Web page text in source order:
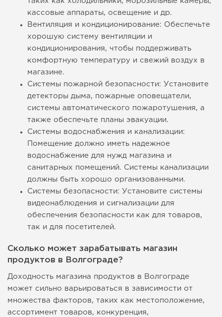
кассовые аппараты, освещение и др.
Вентиляция и кондиционирование: Обеспечьте
хорошую систему вентиляции и
кондиционирования, чтобы поддерживать
комфортную температуру и свежий воздух в
магазине.
Системы пожарной безопасности: Установите
детекторы дыма, пожарные оповещатели,
системы автоматического пожаротушения, а
также обеспечьте планы эвакуации.
Системы водоснабжения и канализации:
Помещение должно иметь надежное
водоснабжение для нужд магазина и
санитарных помещений. Системы канализации
должны быть хорошо организованными.
Системы безопасности: Установите системы
видеонаблюдения и сигнализации для
обеспечения безопасности как для товаров,
так и для посетителей.
Сколько может зарабатывать магазин
продуктов в Волгограде?
Доходность магазина продуктов в Волгограде
может сильно варьироваться в зависимости от
множества факторов, таких как местоположение,
ассортимент товаров, конкуренция,